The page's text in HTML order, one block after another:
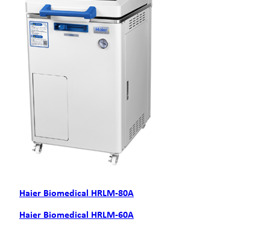
Haier Biomedical HRLM-80А
Haier Biomedical HRLM-60А